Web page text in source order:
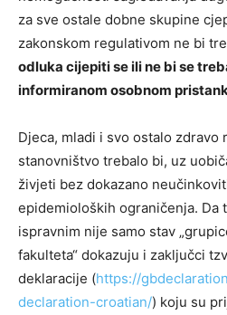
za sve ostale dobne skupine
zakonskom regulativom ne bi
odluka cijepiti se ili ne bi se
informiranom osobnom
Djeca, mladi i svo ostalo zdravo
stanovništvo trebalo bi, uz
živjeti bez dokazano
epidemioloških ograničenja. Da
ispravnim nije samo stav
fakulteta“ dokazuju i zaključci
deklaracije (https://
declaration-croatian/) koju su